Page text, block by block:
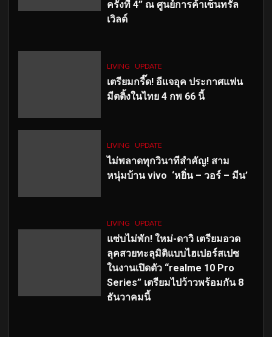
ครั้งที่ 4” ณ ศูนย์การค้าเซ็นทรัล
เวิลด์
LIVING UPDATE
เตรียมกรี๊ด! อีแจอุค ประกาศแฟน
มีตติ้งในไทย 4 กพ 66 นี้
LIVING UPDATE
ไม่พลาดทุกวินาทีสำคัญ! สาม
หนุ่มบ้าน vivo ‘หยิ่น – วอร์ – มีน’
LIVING UPDATE
แซ่บไม่พัก! ใหม่-ดาวิ เตรียมอวด
ลุคสวยทะลุมิติแบบไฮเปอร์สเปซ
ในงานเปิดตัว “realme 10 Pro
Series” เตรียมไปว้าวพร้อมกัน 8
ธันวาคมนี้